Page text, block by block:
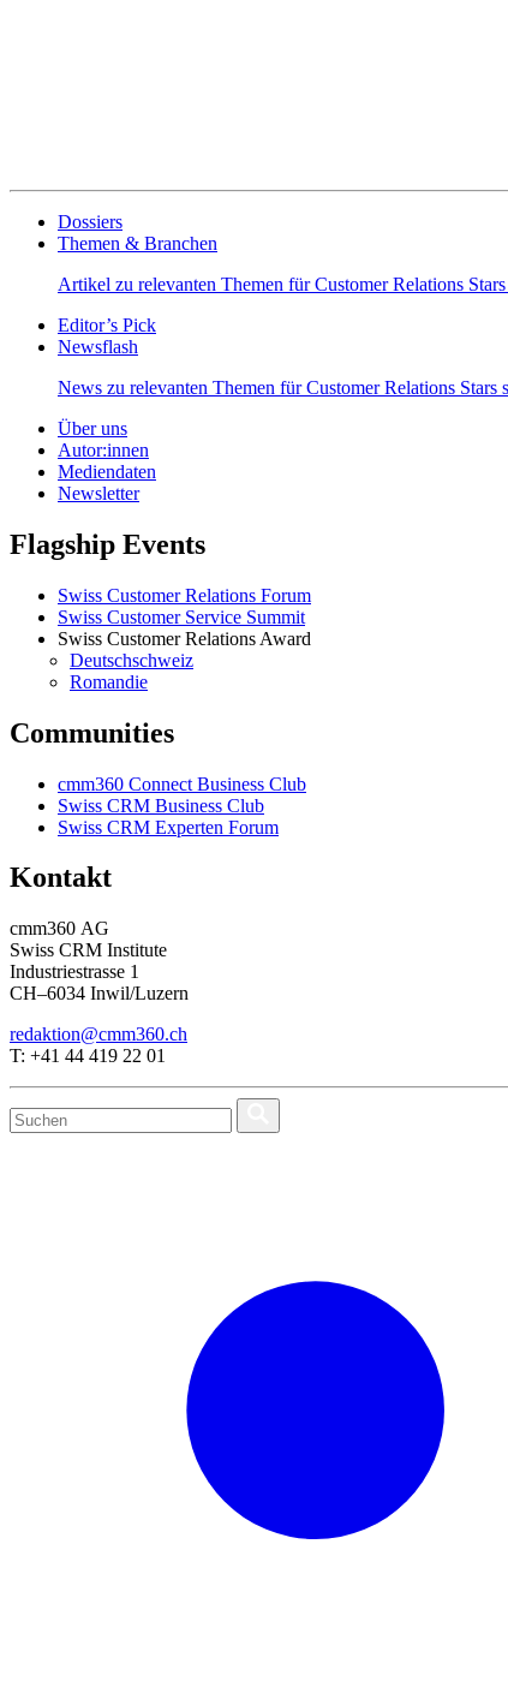
Dossiers
Themen & Branchen
Artikel zu relevanten Themen für Customer Relations
Editor’s Pick
Newsflash
News zu relevanten Themen für Customer Relations
Über uns
Autor:innen
Mediendaten
Newsletter
Flagship Events
Swiss Customer Relations Forum
Swiss Customer Service Summit
Swiss Customer Relations Award
Deutschschweiz
Romandie
Communities
cmm360 Connect Business Club
Swiss CRM Business Club
Swiss CRM Experten Forum
Kontakt
cmm360 AG
Swiss CRM Institute
Industriestrasse 1
CH–6034 Inwil/Luzern
redaktion@cmm360.ch
T: +41 44 419 22 01